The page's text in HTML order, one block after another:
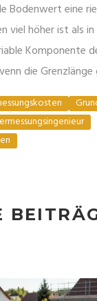
Bodenwert eine
viel höher ist als
Komponente
die Grenzlänge